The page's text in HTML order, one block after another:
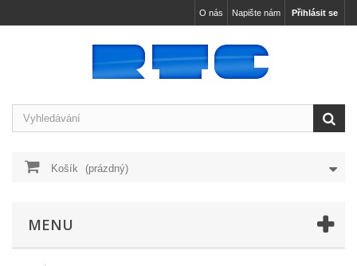
Přihlásit se
Napište nám
O nás
Košík (prázdný)
MENU